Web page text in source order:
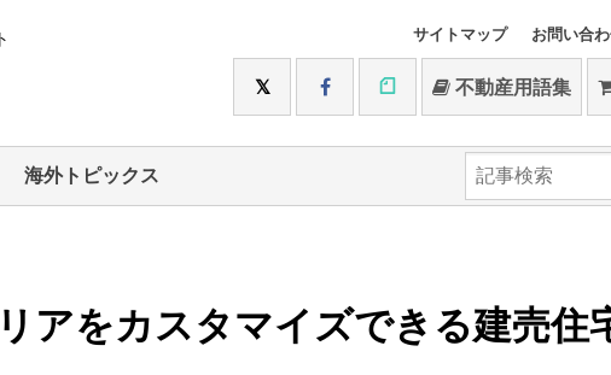
サイトマップ お問い合
不動産用語集
海外トピックス
アをカスタマイズできる建売住